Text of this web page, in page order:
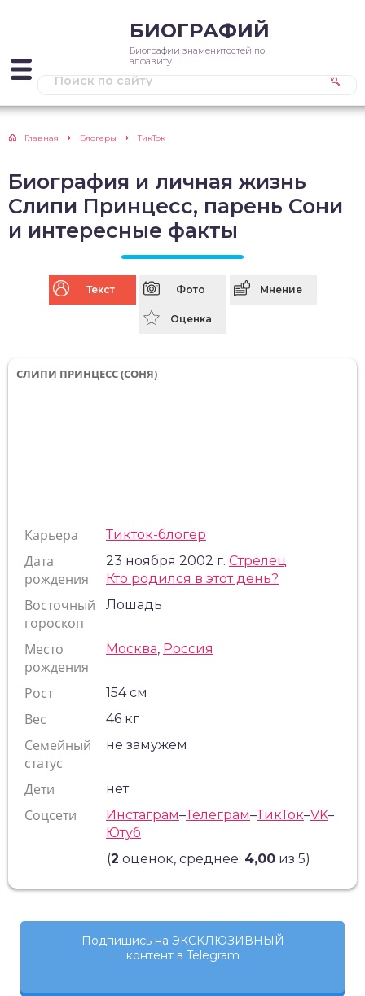
БИОГРАФИЙ
Биографии знаменитостей по
алфавиту
Главная Блогеры ТикТок
Биография и личная жизнь
Слипи Принцесс, парень Сони
и интересные факты
Текст Фото Мнение
Оценка
СЛИПИ ПРИНЦЕСС (СОНЯ)
Карьера Тикток-блогер
Дата
рождения
23 ноября 2002 г. Стрелец
Кто родился в этот день?
Восточный
гороскоп
Лошадь
Место
рождения
Москва, Россия
Рост 154 см
Вес 46 кг
Семейный
статус
не замужем
Дети нет
Соцсети Инстаграм–Телеграм–ТикТок–VK–
Ютуб
(2 оценок, среднее: 4,00 из 5)
Подпишись на ЭКСКЛЮЗИВНЫЙ
контент в Telegram